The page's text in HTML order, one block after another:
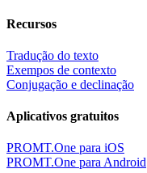
Recursos
Tradução do texto
Exempos de contexto
Conjugação e declinação
Aplicativos gratuitos
PROMT.One para iOS
PROMT.One para Android